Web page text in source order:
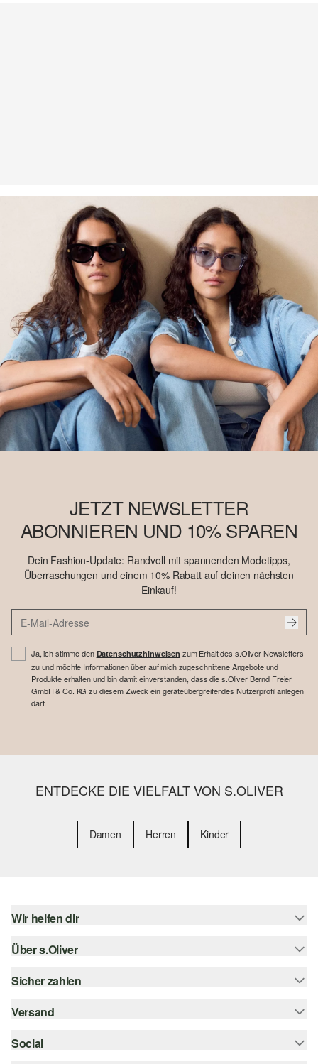
JETZT NEWSLETTER
ABONNIEREN UND 10% SPAREN
Dein Fashion-Update: Randvoll mit spannenden Modetipps,
Überraschungen und einem 10% Rabatt auf deinen nächsten
Einkauf!
Ja, ich stimme den Datenschutzhinweisen zum Erhalt des s.Oliver Newsletters
zu und möchte Informationen über auf mich zugeschnittene Angebote und
Produkte erhalten und bin damit einverstanden, dass die s.Oliver Bernd Freier
GmbH & Co. KG zu diesem Zweck ein geräteübergreifendes Nutzerprofil anlegen
darf.
ENTDECKE DIE VIELFALT VON S.OLIVER
Damen Herren Kinder
Wir helfen dir
Hilfe & FAQ
Größenberatung
Über s.Oliver
Newsletter
s.Oliver Card
Sicher zahlen
Rechnung
Kreditkarte
Versand
Sendungsverfolgung
Social